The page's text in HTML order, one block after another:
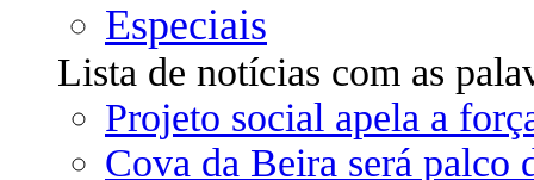
Especiais
Lista de notícias com as
Projeto social apela a
Cova da Beira será